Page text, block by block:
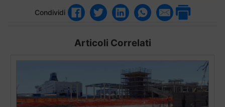
Condividi
Articoli Correlati